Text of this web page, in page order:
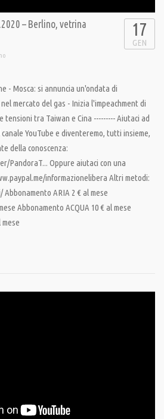
– Berlino, vetrina
17
GEN
- Mosca: si annuncia un'ondata di
mercato del gas - Inizia l'impeachment di
tensioni tra Taiwan e Cina --------- Aiutaci ad
YouTube e diventeremo, tutti insieme,
della conoscenza:
PandoraT... Oppure aiutaci con una
informazionelibera Altri metodi:
ARIA 2 € al mese
Abbonamento ACQUA 10 € al mese
mese